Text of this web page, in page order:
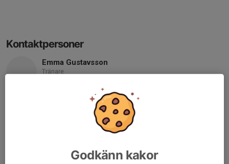
Kontaktpersoner
Emma Gustavsson
Tränare
e__gustavsson@hotmail.com
Philip Nordskott
lenekrantz@hotmail.com
Godkänn kakor